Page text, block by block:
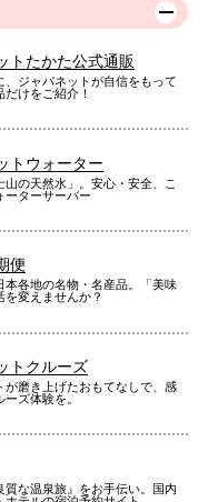
トたかた公式通販
、ジャパネットが自信をもって
だけをご紹介！
トウォーター
山の天然水」。安心・安全、こ
ーターサーバー
便
本各地の名物・名産品。「美味
を変えませんか？
トクルーズ
が磨き上げたおもてなしで、感
ズ体験を。
質な温泉旅』をお手伝い。国内